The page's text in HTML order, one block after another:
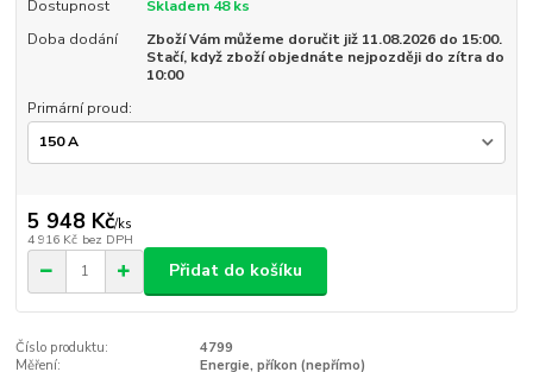
Dostupnost
Skladem 48 ks
Doba dodání
Zboží Vám můžeme doručit již 11.08.2026 do 15:00.
Stačí, když zboží objednáte nejpozději do zítra do
10:00
Primární proud:
5 948 Kč/ks
4 916 Kč bez DPH
Přidat do košíku
Číslo produktu:
4799
Měření:
Energie, příkon (nepřímo)